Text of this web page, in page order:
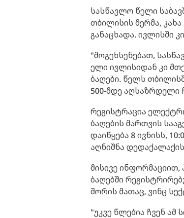
სასწავლო წელი
თბილისის მერმა,
განაცხადა. ივლისში კი
"მოგეხსენებათ,
ელი ივლისიდან კი
ბაღები. წელს
500-მდე აღსაზრდელი
რეგისტრაცია
ბაღების მართვის
დაიწყება 8 ივნისს,
აღნიშნა
მისივე
ბაღებში
შორის მათაც, ვინც
"უკვე წლებია ჩვენ